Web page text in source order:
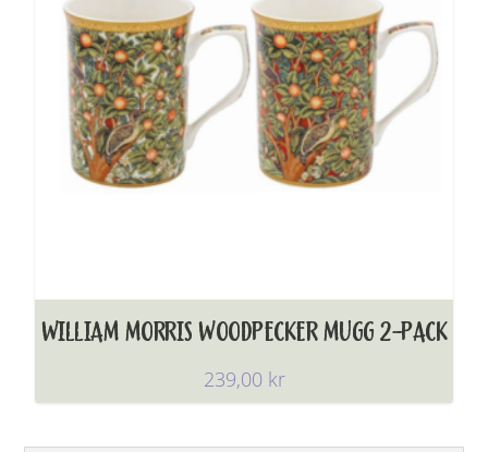
WILLIAM MORRIS WOODPECKER MUGG 2-PACK
239,00 kr